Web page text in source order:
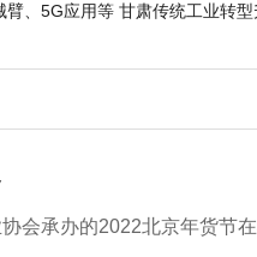
臂、5G应用等 甘肃传统工业转
会承办的2022北京年货节